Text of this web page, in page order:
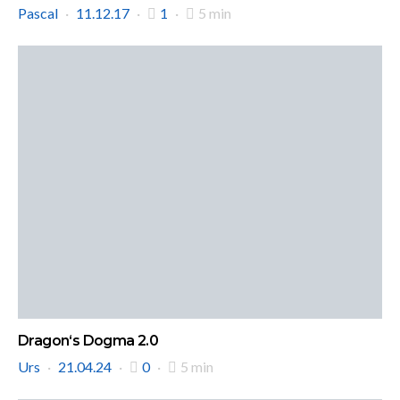
Pascal
11.12.17 1 5 min
Dragon‘s Dogma 2.0
Urs
21.04.24 0 5 min